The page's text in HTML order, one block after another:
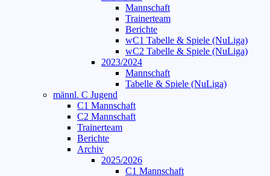
Mannschaft
Trainerteam
Berichte
wC1 Tabelle & Spiele (NuLiga)
wC2 Tabelle & Spiele (NuLiga)
2023/2024
Mannschaft
Tabelle & Spiele (NuLiga)
männl. C Jugend
C1 Mannschaft
C2 Mannschaft
Trainerteam
Berichte
Archiv
2025/2026
C1 Mannschaft